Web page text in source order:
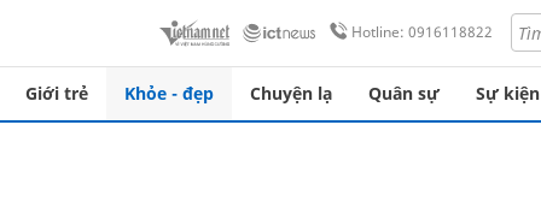
Hotline: 0916118822
Giới trẻ Khỏe - đẹp Chuyện lạ Quân sự Sự kiện